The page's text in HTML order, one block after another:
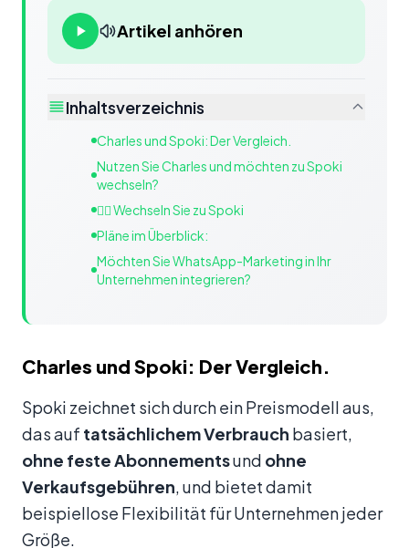
Artikel anhören
Inhaltsverzeichnis
Charles und Spoki: Der Vergleich.
Nutzen Sie Charles und möchten zu Spoki
wechseln?
👉🏻 Wechseln Sie zu Spoki
Pläne im Überblick:
Möchten Sie WhatsApp-Marketing in Ihr
Unternehmen integrieren?
Charles und Spoki: Der Vergleich.
Spoki zeichnet sich durch ein Preismodell aus,
das auf tatsächlichem Verbrauch basiert,
ohne feste Abonnementsund ohne
Verkaufsgebühren, und bietet damit
beispiellose Flexibilität für Unternehmen jeder
Größe.